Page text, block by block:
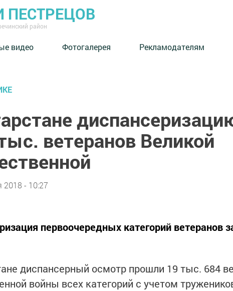
ПЕСТРЕЦОВ
район
видео Фотогалерея Рекламодателям
ветеранов Великой
2018 - 10:27
первоочередных категорий ветеранов
диспансерный осмотр прошли 19 тыс. 684
войны всех категорий с учетом